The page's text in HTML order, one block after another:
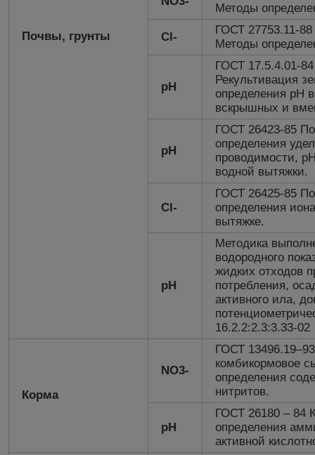
Почвы, грунты
Методы
Cl-
ГОСТ 27753.11-
Методы
рН
ГОСТ 17.5.4.01-
Рекультивация
определения рН
вскрышных и
рН
ГОСТ 26423-85
определения
проводимости,
водной вытяжки.
Cl-
ГОСТ 26425-85
определения
вытяжке.
рН
Методика
водородного
жидких отходов
потребления,
активного ила,
16.2.2:2.3:3.33-02
Корма
NO3-
ГОСТ
комбикормовое
определения
нитритов.
рН
ГОСТ 26180 – 84
определения
активной